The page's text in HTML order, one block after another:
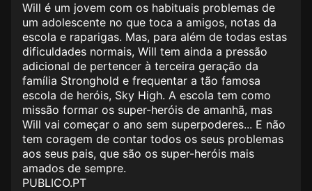
Will é um jovem com os habituais problemas de
um adolescente no que toca a amigos, notas da
escola e raparigas. Mas, para além de todas estas
dificuldades normais, Will tem ainda a pressão
adicional de pertencer à terceira geração da
família Stronghold e frequentar a tão famosa
escola de heróis, Sky High. A escola tem como
missão formar os super-heróis de amanhã, mas
Will vai começar o ano sem superpoderes... E não
tem coragem de contar todos os seus problemas
aos seus pais, que são os super-heróis mais
amados de sempre.
PUBLICO.PT